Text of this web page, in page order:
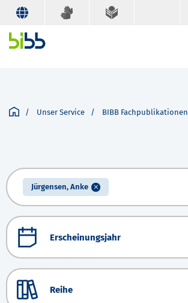
Unser Service BIBB Fachpublikationen
Jürgensen, Anke
Erscheinungsjahr
Reihe